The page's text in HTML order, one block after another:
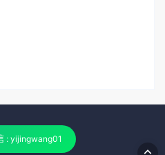
: yijingwang01